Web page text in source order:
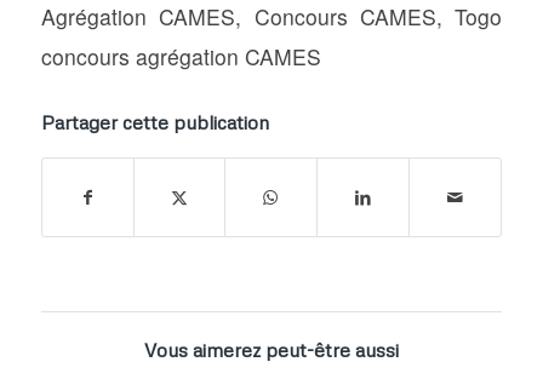
Agrégation CAMES, Concours CAMES,Togo
concours agrégation CAMES
Partager cette publication
Vous aimerez peut-être aussi